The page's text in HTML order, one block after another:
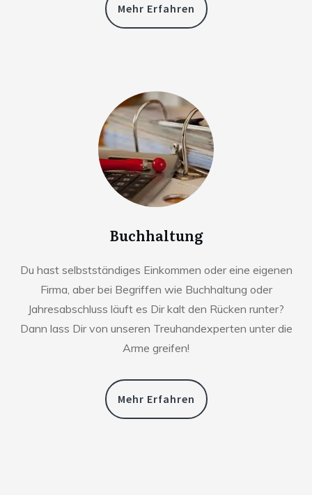
Mehr Erfahren
Buchhaltung
Du hast selbstständiges Einkommen oder eine eigenen
Firma, aber bei Begriffen wie Buchhaltung oder
Jahresabschluss läuft es Dir kalt den Rücken runter?
Dann lass Dir von unseren Treuhandexperten unter die
Arme greifen!
Mehr Erfahren